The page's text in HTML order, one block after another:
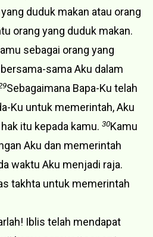
duduk makan atau orang
orang yang duduk makan.
sebagai orang yang
sama Aku dalam
Sebagaimana Bapa-Ku telah
Ku untuk memerintah, Aku
itu kepada kamu. 30Kamu
Aku dan memerintah
waktu Aku menjadi raja.
takhta untuk memerintah
Iblis telah mendapat